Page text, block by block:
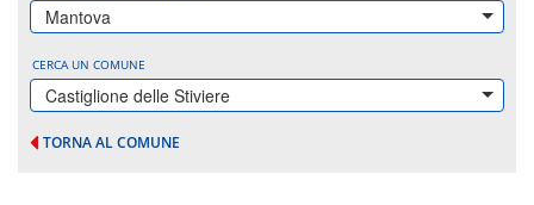
Mantova
CERCA UN COMUNE
Castiglione delle Stiviere
TORNA AL COMUNE